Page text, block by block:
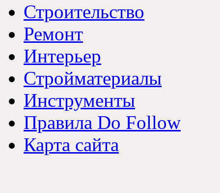
Строительство
Ремонт
Интерьер
Стройматериалы
Инструменты
Правила Do Follow
Карта сайта